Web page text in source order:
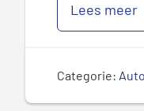
Lees meer
Categorie: